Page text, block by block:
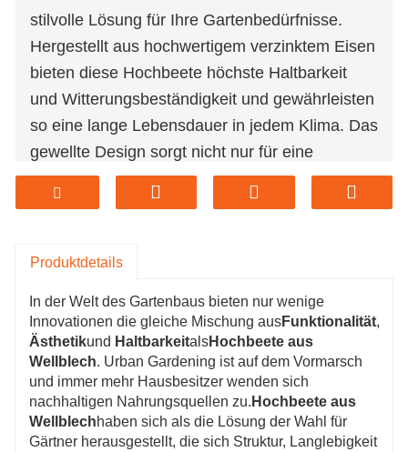
stilvolle Lösung für Ihre Gartenbedürfnisse.
Hergestellt aus hochwertigem verzinktem Eisen
bieten diese Hochbeete höchste Haltbarkeit
und Witterungsbeständigkeit und gewährleisten
so eine lange Lebensdauer in jedem Klima. Das
gewellte Design sorgt nicht nur für eine
ansprechende Optik, sondern erhöht auch die
strukturelle Festigkeit und sorgt für eine
Pflanzenwachstum. Diese Hochbeete sind
sich perfekt für städtische und ländliche
Umgebungen. Sie bieten ein ideales Umfeld für
Gemüse, Kräuter und Blumen. Werten Sie Ihr
Gartenerlebnis mit unseren Hochbeeten aus
Wellblech auf.
Produktdetails
In der Welt des Gartenbaus bieten nur wenige
Innovationen die gleiche Mischung ausFunktionalität,
Ästhetikund HaltbarkeitalsHochbeete aus
Wellblech. Urban Gardening ist auf dem Vormarsch
und immer mehr Hausbesitzer wenden sich
nachhaltigen Nahrungsquellen zu. Hochbeete aus
Wellblechhaben sich als die Lösung der Wahl für
Gärtner herausgestellt, die sich Struktur, Langlebigkeit